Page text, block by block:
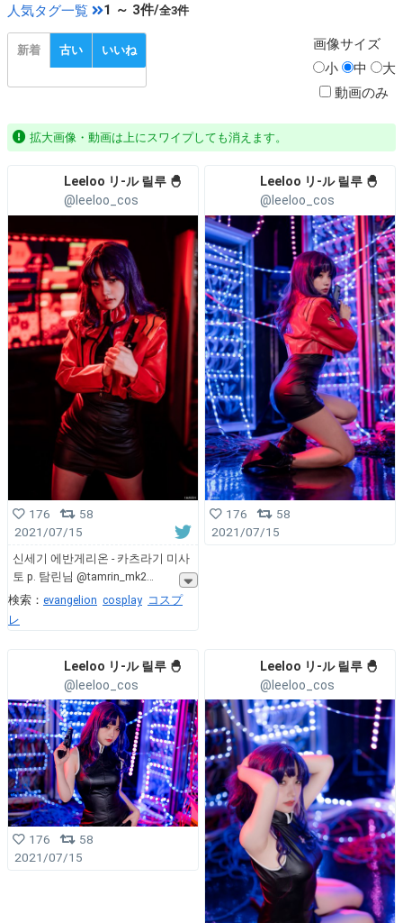
人気タグ一覧 1 ～ 3件/全3件
新着 古い いいね 画像サイズ
小
中
大
動画のみ
拡大画像・動画は上にスワイプしても消えます。
Leeloo リ-ル 릴루 🐣
@leeloo_cos
176
58
2021/07/15
신세기 에반게리온 - 카츠라기 미사
토 p. 탐린님 @tamrin_mk2
検索： evangelion cosplay コスプ
レ
Leeloo リ-ル 릴루 🐣
@leeloo_cos
176
58
2021/07/15
Leeloo リ-ル 릴루 🐣
@leeloo_cos
176
58
2021/07/15
Leeloo リ-ル 릴루 🐣
@leeloo_cos